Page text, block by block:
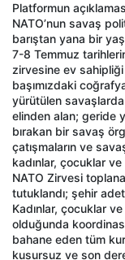
Platformun
NATO’nun savaş
barıştan yana bir
7-8 Temmuz
zirvesine ev sahipliği
başımızdaki
yürütülen savaşlarda
elinden alan; geride
bırakan bir savaş
çatışmaların ve
kadınlar, çocuklar
NATO Zirvesi
tutuklandı; şehir
Kadınlar, çocuklar
olduğunda
bahane eden tüm
kusursuz ve son